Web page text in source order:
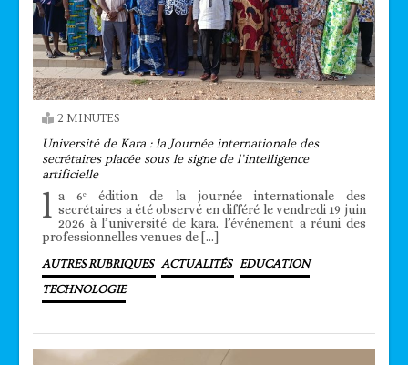
2 MINUTES
Université de Kara : la Journée internationale des
secrétaires placée sous le signe de l’intelligence
artificielle
l a 6ᵉ édition de la journée internationale des
secrétaires a été observé en différé le vendredi 19 juin
2026 à l’université de kara. l’événement a réuni des
professionnelles venues de […]
AUTRES RUBRIQUES ACTUALITÉS EDUCATION
TECHNOLOGIE